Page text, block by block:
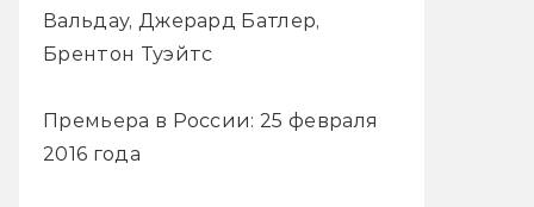
Вальдау, Джерард Батлер,
Брентон Туэйтс
Премьера в России: 25 февраля
2016 года